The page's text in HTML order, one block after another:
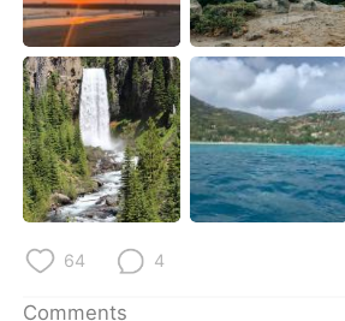
Türkçe Tiếng Việt
Português
64 4
Comments